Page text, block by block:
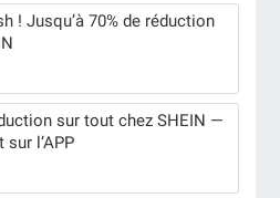
! Jusqu’à 70% de réduction
sur tout chez SHEIN —
sur l’APP